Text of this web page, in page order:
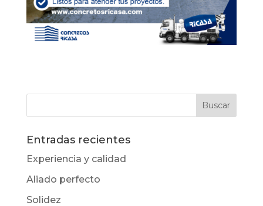
Entradas recientes
Experiencia y calidad
Aliado perfecto
Solidez